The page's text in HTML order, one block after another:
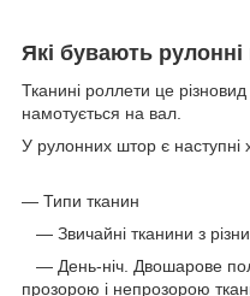
Які бувають
Тканині роллети це
намотується на вал.
У рулонних штор є наступні
— Типи тканин
— Звичайні тканини з
— День-ніч. Двошарове
прозорою і непрозорою